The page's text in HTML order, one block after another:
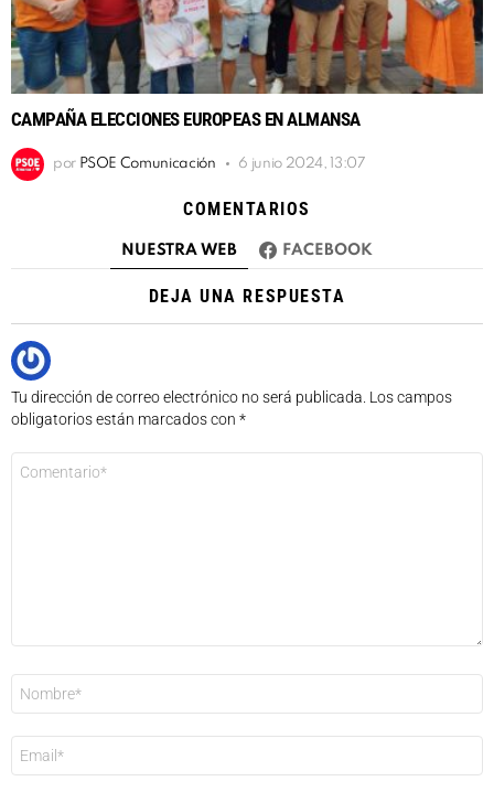
CAMPAÑA ELECCIONES EUROPEAS EN ALMANSA
por PSOE Comunicación 6 junio 2024, 13:07
COMENTARIOS
NUESTRA WEB FACEBOOK
DEJA UNA RESPUESTA
Tu dirección de correo electrónico no será publicada. Los campos
obligatorios están marcados con *
electrónico
*